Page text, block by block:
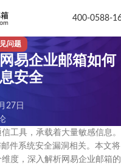
400-0588-
问题
易企业邮箱如何
安全
27日
工具，承载着大量敏感信息。
件系统安全漏洞相关。本文将
度，深入解析网易企业邮箱的